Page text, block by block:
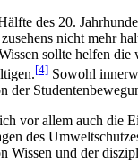
des 20.
zusehens nicht mehr
sollte helfen
[4] Sowohl
der
vor allem auch die
des
Wissen und der